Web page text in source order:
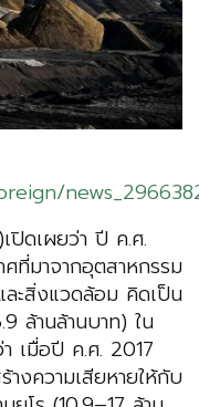
ปิดเผยว่า ปี ค.ศ.
ที่มาจากอุตสาหกรรม
ะสิ่งแวดล้อม คิดเป็น
ล้านล้านบาท) ใน
เมื่อปี ค.ศ. 2017
งความเสียหายให้กับ